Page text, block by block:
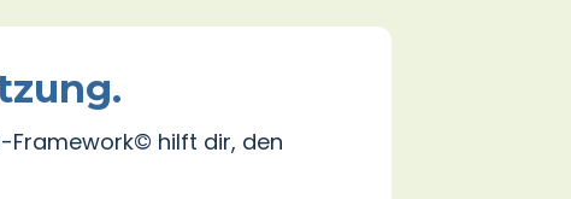
Framework© hilft dir, den